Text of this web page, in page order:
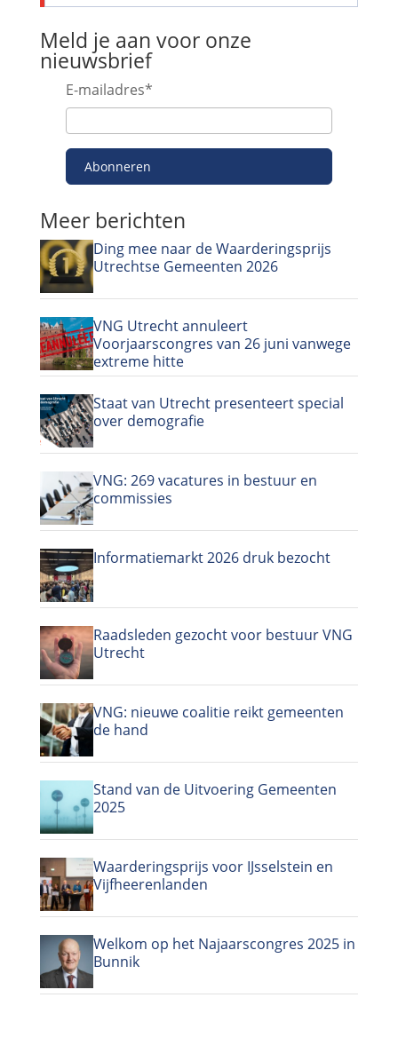
Meld je aan voor onze
nieuwsbrief
E-mailadres*
Abonneren
Meer berichten
Ding mee naar de Waarderingsprijs
Utrechtse Gemeenten 2026
VNG Utrecht annuleert
Voorjaarscongres van 26 juni vanwege
extreme hitte
Staat van Utrecht presenteert special
over demografie
VNG: 269 vacatures in bestuur en
commissies
Informatiemarkt 2026 druk bezocht
Raadsleden gezocht voor bestuur VNG
Utrecht
VNG: nieuwe coalitie reikt gemeenten
de hand
Stand van de Uitvoering Gemeenten
2025
Waarderingsprijs voor IJsselstein en
Vijfheerenlanden
Welkom op het Najaarscongres 2025 in
Bunnik